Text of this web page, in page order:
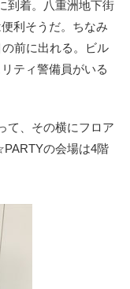
到着。八重洲地下街
利そうだ。ちなみ
前に出れる。ビル
ティ警備員がいる
て、その横にフロア
の会場は4階